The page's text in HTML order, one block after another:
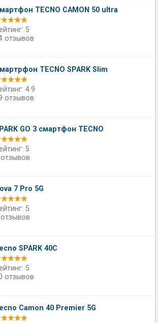
TECNO CAMON 50 ultra
5
отзывов
TECNO SPARK Slim
4.9
отзывов
GO 3 смартфон TECNO
5
7 Pro 5G
5
SPARK 40C
5
отзывов
Camon 40 Premier 5G